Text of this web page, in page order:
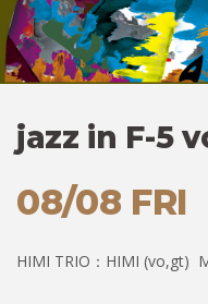
jazz in F-5
08/08 FRI
HIMI TRIO：HIMI (vo,gt)